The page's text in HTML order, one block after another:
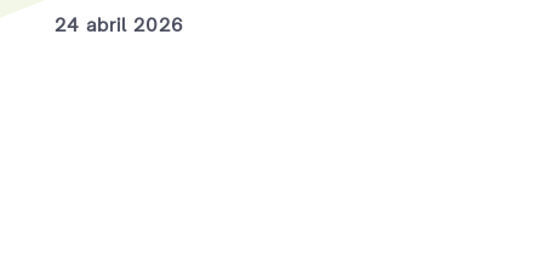
24 abril 2026